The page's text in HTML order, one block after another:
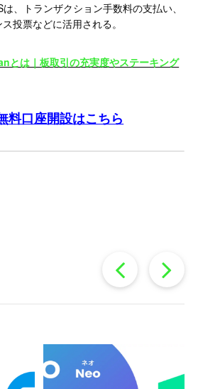
、トランザクション手数料の支払い、
投票などに活用される。
とは｜板取引の充実度やステーキング
料口座開設はこちら
過
去